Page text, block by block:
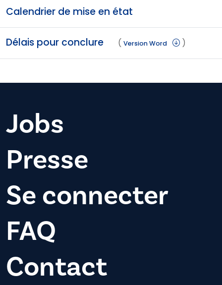
Calendrier de mise en état
Délais pour conclure ( Version Word )
Jobs
Presse
Se connecter
FAQ
Contact